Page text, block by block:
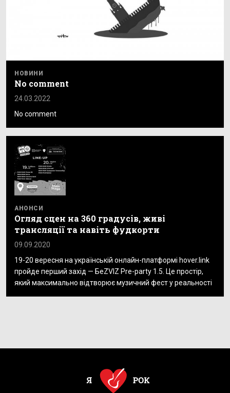
НОВИНИ
No comment
24.03.2022
No comment
АНОНСИ
Огляд сцен на 360 градусів, живі
трансляції та навіть фудкорти
09.09.2020
19-20 вересня на українській онлайн-платформі hover.link
пройде перший захід — БеZVIZ Pre-party 1.5. Це простір,
який максимально відтворює музичний фест у реальності